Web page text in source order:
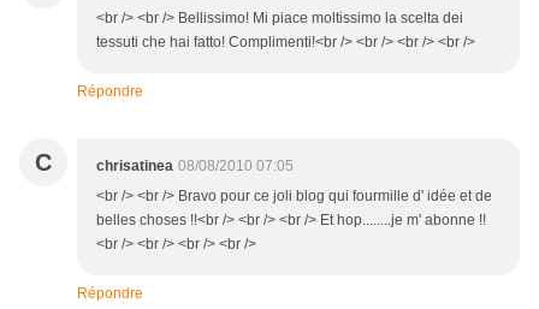
<br /> <br /> Bellissimo! Mi piace moltissimo la scelta dei
tessuti che hai fatto! Complimenti!<br /> <br /> <br /> <br />
Répondre
C chrisatinea 08/08/2010 07:05
<br /> <br /> Bravo pour ce joli blog qui fourmille d' idée et de
belles choses !!<br /> <br /> <br /> Et hop........je m' abonne !!
<br /> <br /> <br /> <br />
Répondre